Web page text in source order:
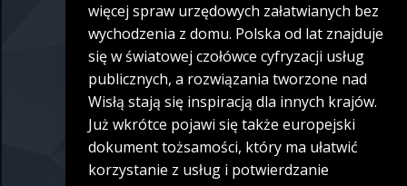
więcej spraw urzędowych załatwianych bez
wychodzenia z domu. Polska od lat znajduje
się w światowej czołówce cyfryzacji usług
publicznych, a rozwiązania tworzone nad
Wisłą stają się inspiracją dla innych krajów.
Już wkrótce pojawi się także europejski
dokument tożsamości, który ma ułatwić
korzystanie z usług i potwierdzanie